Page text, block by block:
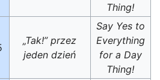
Thing!
„Tak!” przez
jeden dzień
Say Yes to
Everything
for a Day
Thing!